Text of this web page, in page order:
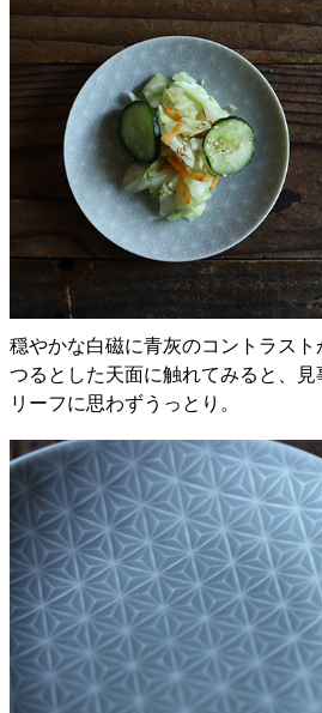
穏やかな白磁に青灰のコントラス
つるとした天面に触れてみると、見
リーフに思わずうっとり。